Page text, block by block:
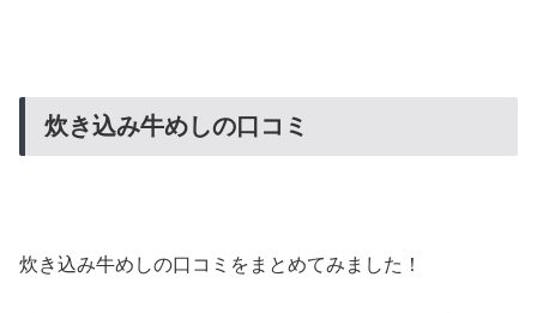
炊き込み牛めしの口コミ
炊き込み牛めしの口コミをまとめてみました！